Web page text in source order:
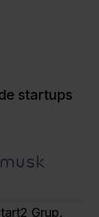
startups
Grup,